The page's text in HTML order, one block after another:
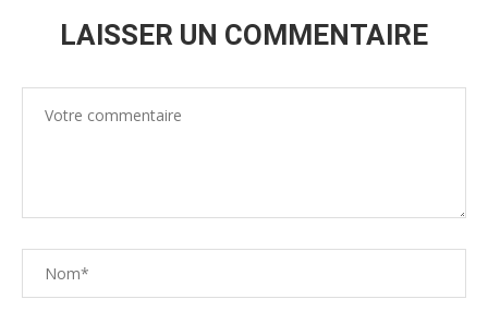
LAISSER UN COMMENTAIRE